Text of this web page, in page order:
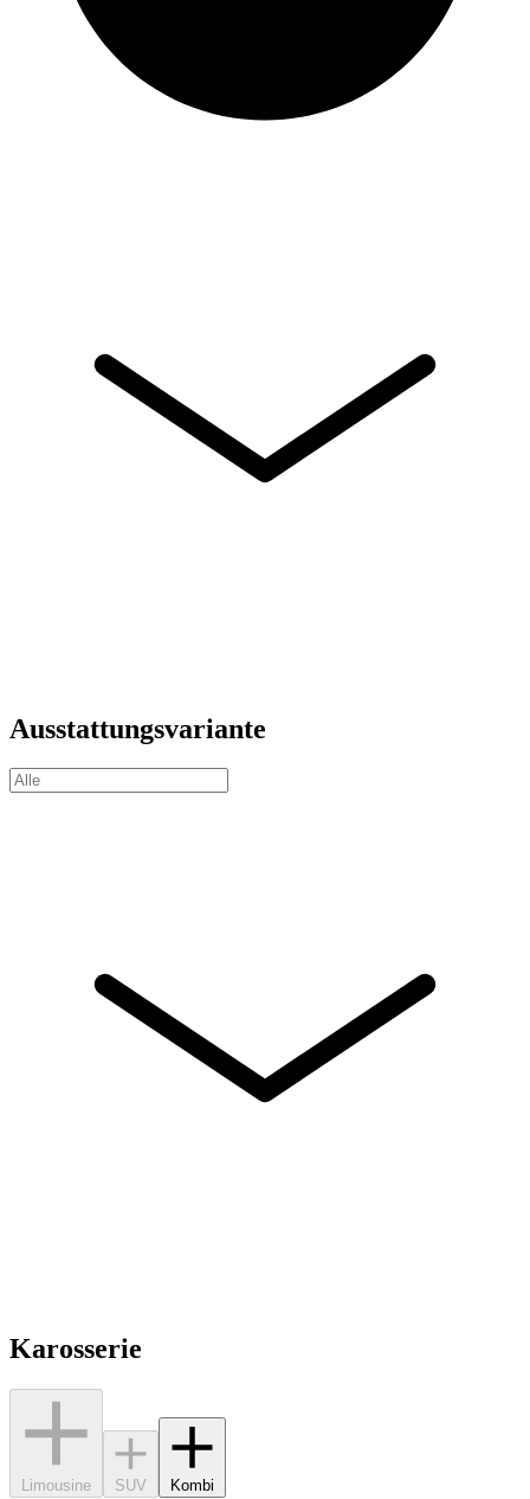
Ausstattungsvariante
Karosserie
Limousine SUV Kombi